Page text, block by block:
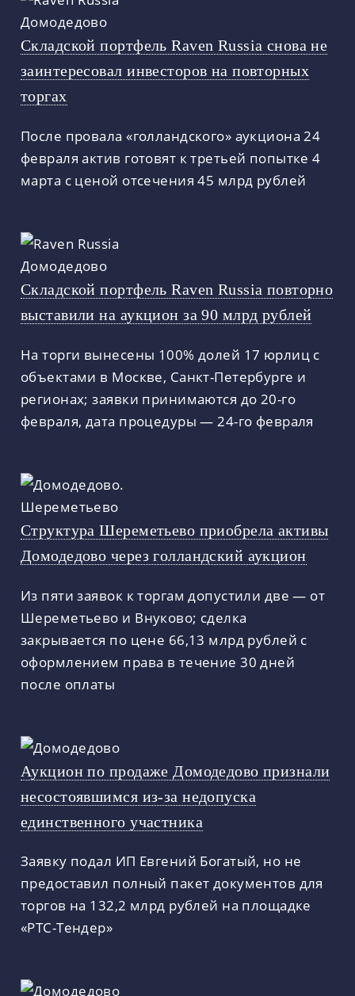
Складской портфель Raven Russia снова не
заинтересовал инвесторов на повторных
торгах
После провала «голландского» аукциона 24
февраля актив готовят к третьей попытке 4
марта с ценой отсечения 45 млрд рублей
Складской портфель Raven Russia повторно
выставили на аукцион за 90 млрд рублей
На торги вынесены 100% долей 17 юрлиц с
объектами в Москве, Санкт-Петербурге и
регионах; заявки принимаются до 20-го
февраля, дата процедуры — 24-го февраля
Структура Шереметьево приобрела активы
Домодедово через голландский аукцион
Из пяти заявок к торгам допустили две — от
Шереметьево и Внуково; сделка
закрывается по цене 66,13 млрд рублей с
оформлением права в течение 30 дней
после оплаты
Аукцион по продаже Домодедово признали
несостоявшимся из-за недопуска
единственного участника
Заявку подал ИП Евгений Богатый, но не
предоставил полный пакет документов для
торгов на 132,2 млрд рублей на площадке
«РТС-Тендер»